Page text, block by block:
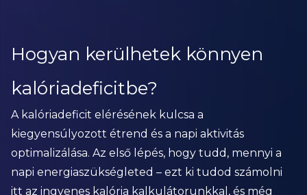
Hogyan kerülhetek könnyen
kalóriadeficitbe?
A kalóriadeficit elérésének kulcsa a
kiegyensúlyozott étrend és a napi aktivitás
optimalizálása. Az első lépés, hogy tudd, mennyi a
napi energiaszükségleted – ezt ki tudod számolni
itt az ingyenes kalória kalkulátorunkkal, és még